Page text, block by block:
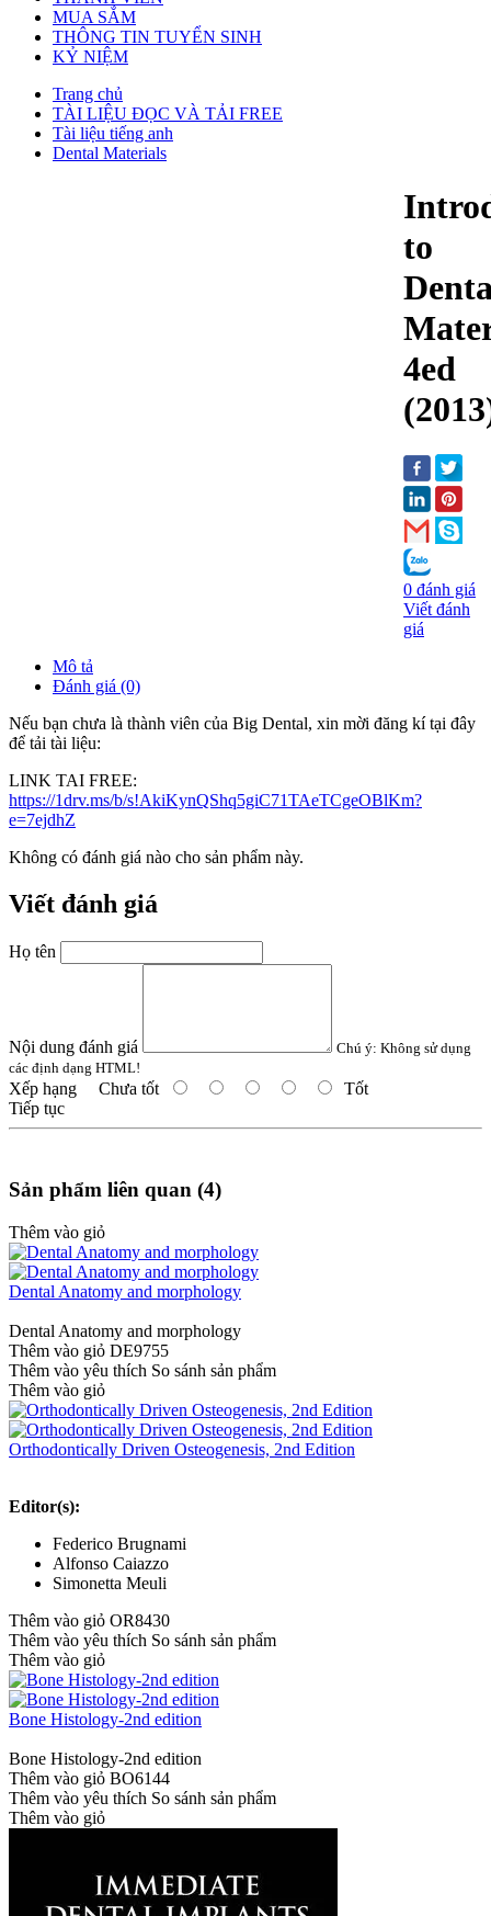
MUA SẮM
THÔNG TIN TUYỂN SINH
KỶ NIỆM
Trang chủ
TÀI LIỆU ĐỌC VÀ TẢI FREE
Tài liệu tiếng anh
Dental Materials
to
4ed
0 đánh giá
Viết đánh
giá
Mô tả
Đánh giá (0)
Nếu bạn chưa là thành viên của Big Dental, xin mời đăng kí tại đây
để tải tài liệu:
LINK TAI FREE:
https://1drv.ms/b/s!AkiKynQShq5giC71TAeTCgeOBlKm?
e=7ejdhZ
Không có đánh giá nào cho sản phẩm này.
Viết đánh giá
Họ tên
Nội dung đánh giá Chú ý: Không sử dụng
các định dạng HTML!
Xếp hạng Chưa tốt
Tốt
Tiếp tục
Sản phẩm liên quan (4)
Thêm vào giỏ
Dental Anatomy and morphology
Dental Anatomy and morphology
Thêm vào giỏ DE9755
Thêm vào yêu thích So sánh sản phẩm
Thêm vào giỏ
Orthodontically Driven Osteogenesis, 2nd Edition
Editor(s):
Federico Brugnami
Alfonso Caiazzo
Simonetta Meuli
Thêm vào giỏ OR8430
Thêm vào yêu thích So sánh sản phẩm
Thêm vào giỏ
Bone Histology-2nd edition
Bone Histology-2nd edition
Thêm vào giỏ BO6144
Thêm vào yêu thích So sánh sản phẩm
Thêm vào giỏ